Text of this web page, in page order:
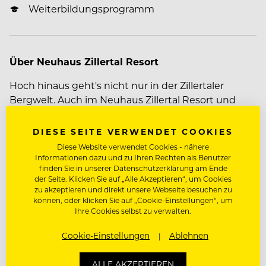
Weiterbildungsprogramm
Über Neuhaus Zillertal Resort
Hoch hinaus geht's nicht nur in der Zillertaler
Bergwelt. Auch im Neuhaus Zillertal Resort und
Karriere nichts im Weg.
So vielfältig wie das Zillertal sind auch unser
Neuhaus Zillertal Resort und ElisabethHotel–
Regionale Kulinarik, ein traumhaftes
Bergpanorama, natürliches und modernes
unseren Gästen ein unvergleichlich
abwechslungsreiches Urlaubserlebnis.
Mehr zum Unternehmen Neuhaus Zillertal Resort
JOBDETAILS
Am Marktplatz 202, 6290
DIESE SEITE VERWENDET COOKIES
Diese Website verwendet Cookies - nähere
Informationen dazu und zu Ihren Rechten als Benutzer
finden Sie in unserer Datenschutzerklärung am Ende
der Seite. Klicken Sie auf „Alle Akzeptieren“, um Cookies
zu akzeptieren und direkt unsere Webseite besuchen zu
können, oder klicken Sie auf „Cookie-Einstellungen“, um
Ihre Cookies selbst zu verwalten.
Cookie-Einstellungen Ablehnen